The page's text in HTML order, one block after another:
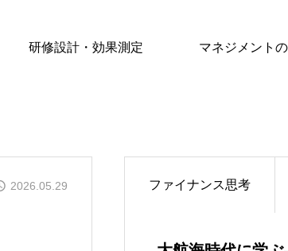
研修設計・効果測定 マネジメント
2026.05.29 ファイナンス思考